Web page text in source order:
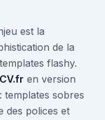
est la
de la
flashy.
en version
sobres
des polices et